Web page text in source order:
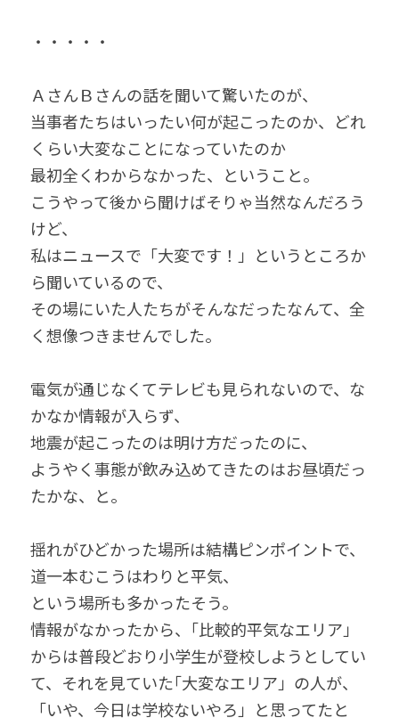
・・・・・
ＡさんＢさんの話を聞いて驚いたのが、
当事者たちはいったい何が起こったのか、どれ
くらい大変なことになっていたのか
最初全くわからなかった、ということ。
こうやって後から聞けばそりゃ当然なんだろう
けど、
私はニュースで「大変です！」というところか
ら聞いているので、
その場にいた人たちがそんなだったなんて、全
く想像つきませんでした。
電気が通じなくてテレビも見られないので、な
かなか情報が入らず、
地震が起こったのは明け方だったのに、
ようやく事態が飲み込めてきたのはお昼頃だっ
たかな、と。
揺れがひどかった場所は結構ピンポイントで、
道一本むこうはわりと平気、
という場所も多かったそう。
情報がなかったから、｢比較的平気なエリア」
からは普段どおり小学生が登校しようとしてい
て、それを見ていた｢大変なエリア」の人が、
「いや、今日は学校ないやろ」と思ってたと